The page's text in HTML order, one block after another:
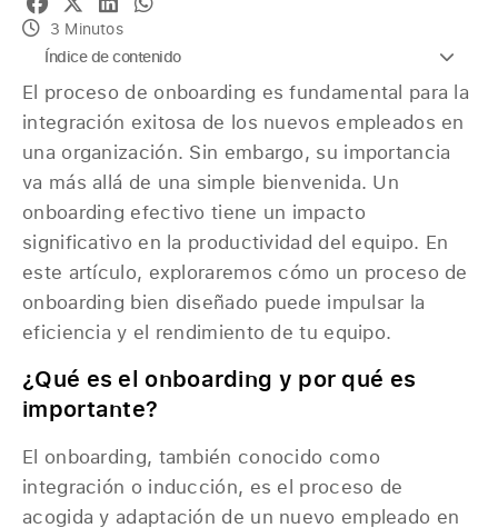
3 Minutos
Índice de contenido
El proceso de onboarding es fundamental para la
integración exitosa de los nuevos empleados en
una organización. Sin embargo, su importancia
va más allá de una simple bienvenida. Un
onboarding efectivo tiene un impacto
significativo en la productividad del equipo. En
este artículo, exploraremos cómo un proceso de
onboarding bien diseñado puede impulsar la
eficiencia y el rendimiento de tu equipo.
¿Qué es el onboarding y por qué es
importante?
El onboarding, también conocido como
integración o inducción, es el proceso de
acogida y adaptación de un nuevo empleado en